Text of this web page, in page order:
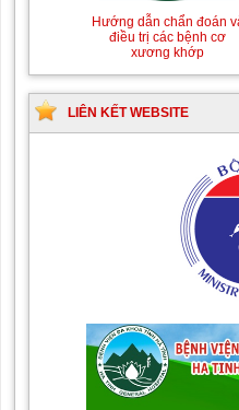
Hướng dẫn chẩn đoán và
xương khớp
Hướng dẫn quy trình kỹ
thuật Chuyên khoa Phẫu
thuật Tiết niệu
LIÊN KẾT WEBSITE